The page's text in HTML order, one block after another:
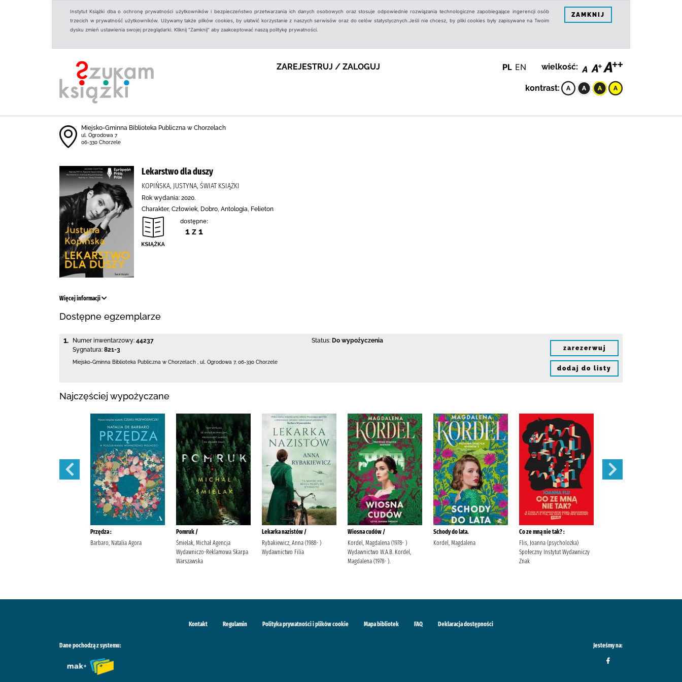
Instytut Książki dba o ochronę prywatności użytkowników i bezpieczeństwo przetwarzania ich danych osobowych oraz stosuje odpowiednie rozwiązania technologiczne zapobiegające ingerencji osób
trzecich w prywatność użytkowników. Używamy także plików cookies, by ułatwić korzystanie z naszych serwisów oraz do celów statystycznych.Jeśli nie chcesz, by pliki cookies były zapisywane na Twoim
dysku zmień ustawienia swojej przeglądarki. Kliknij "Zamknij" aby zaakceptować naszą politykę prywatności.
ZAMKNIJ
ZAREJESTRUJ / ZALOGUJ PL EN wielkość:
kontrast:
Miejsko-Gminna Biblioteka Publiczna w Chorzelach
ul. Ogrodowa 7
06-330 Chorzele
Lekarstwo dla duszy
KOPIŃSKA, JUSTYNA, ŚWIAT KSIĄŻKI
Rok wydania: 2020.
Charakter, Człowiek, Dobro, Antologia, Felieton
dostępne:
1 z 1
Więcej informacji
Dostępne egzemplarze
1. Numer inwentarzowy: 44237
Sygnatura: 821-3
Status: Do wypożyczenia
Miejsko-Gminna Biblioteka Publiczna w Chorzelach ul. Ogrodowa 7, 06-330 Chorzele
zarezerwuj
dodaj do listy
Najczęściej wypożyczane
Przędza :
Barbaro, Natalia Agora
Pomruk /
Śmielak, Michał Agencja
Wydawniczo-Reklamowa Skarpa
Warszawska
Lekarka nazistów /
Rybakiewicz, Anna (1988- )
Wydawnictwo Filia
Wiosna cudów /
Kordel, Magdalena (1978- )
Wydawnictwo W.A.B. Kordel,
Magdalena (1978- ).
Schody do lata.
Kordel, Magdalena
Co ze mną nie tak? :
Flis, Joanna (psycholożka)
Społeczny Instytut Wydawniczy
Znak
Kontakt Regulamin Polityka prywatności i plików cookie Mapa bibliotek FAQ Deklaracja dostępności
Dane pochodzą z systemu: Jesteśmy na: